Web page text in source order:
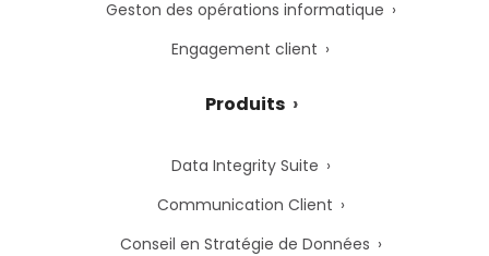
Geston des opérations informatique
Engagement client
Produits
Data Integrity Suite
Communication Client
Conseil en Stratégie de Données